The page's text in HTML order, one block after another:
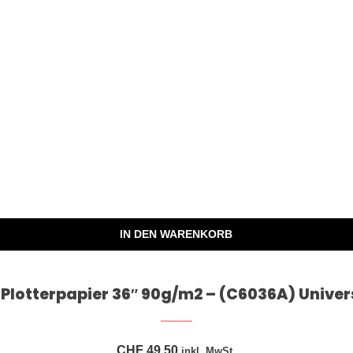
IN DEN WARENKORB
Plotterpapier 36″ 90g/m2 – (C6036A)
CHF 49,50